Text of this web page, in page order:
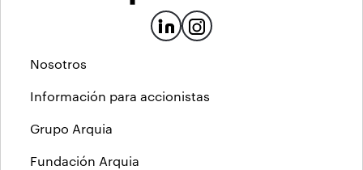
Nosotros
Información para accionistas
Grupo Arquia
Fundación Arquia